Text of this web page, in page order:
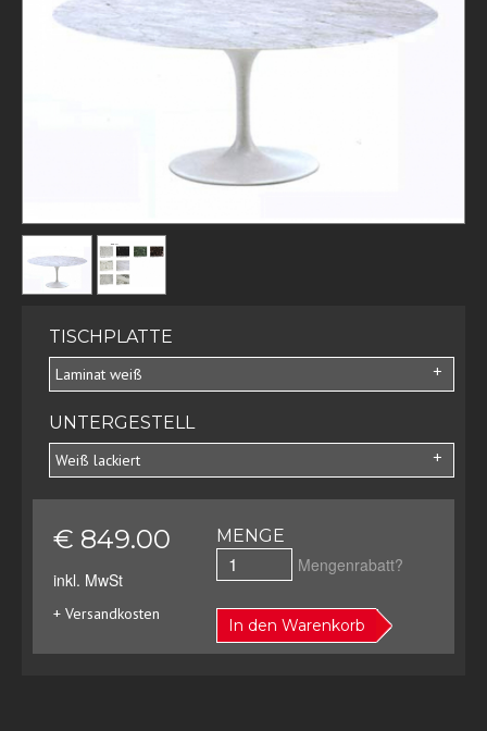
TISCHPLATTE
Laminat weiß
UNTERGESTELL
Weiß lackiert
€ 849.00
inkl. MwSt
+ Versandkosten
MENGE
Mengenrabatt?
In den Warenkorb